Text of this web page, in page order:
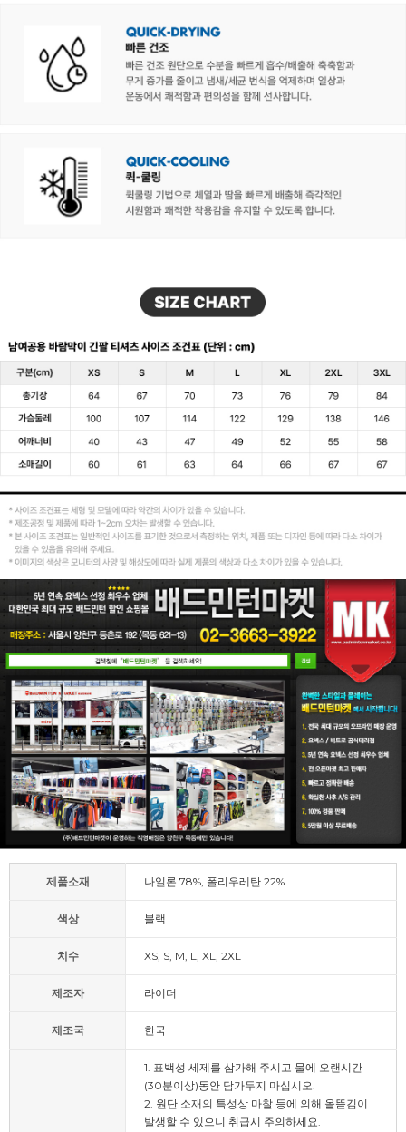
제품소재 나일론 78%, 폴리우레탄 22%
색상 블랙
치수 XS, S, M, L, XL, 2XL
제조자 라이더
제조국 한국
1. 표백성 세제를 삼가해 주시고 물에 오랜시간
(30분이상)동안 담가두지 마십시오.
2. 원단 소재의 특성상 마찰 등에 의해 올뜯김이
발생할 수 있으니 취급시 주의하세요.